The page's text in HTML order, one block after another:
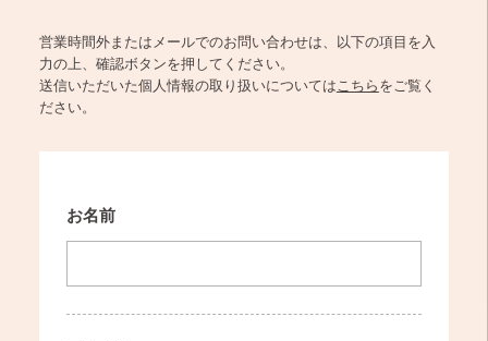
営業時間外またはメールでのお問い合わせは、以下の項目を入
力の上、確認ボタンを押してください。
送信いただいた個人情報の取り扱いについてはこちら をご覧く
ださい。
お名前